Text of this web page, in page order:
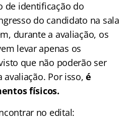
de identificação do
do candidato na sala
durante a avaliação, os
levar apenas os
que não poderão ser
avaliação. Por isso,é
físicos.
no edital: